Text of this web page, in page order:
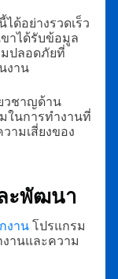
ด้อย่างรวดเร็ว
าได้รับข้อมูล
ปลอดภัยที่
งาน
วชาญด้าน
ในการทำงานที่
ามเสี่ยงของ
ะพัฒนา
งานโปรแกรม
านและความ